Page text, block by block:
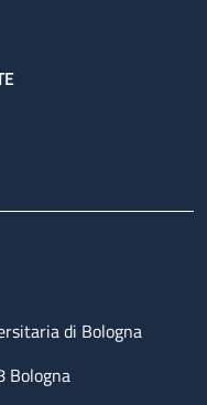
di Bologna
Bologna